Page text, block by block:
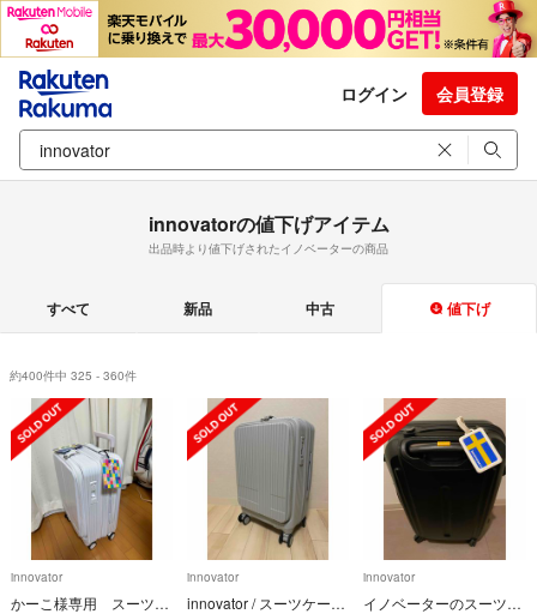
ログイン 会員登録
innovatorの値下げアイテム
出品時より値下げされたイノベーターの商品
すべて 新品 中古 値下げ
約400件中 325 - 360件
innovator
かーこ様専用 スーツケース イノベーター / innovator
innovator
innovator / スーツケース 機内持ち込み対応【INV50】
innovator
イノベーターのスーツケース（38L、機内持込可）